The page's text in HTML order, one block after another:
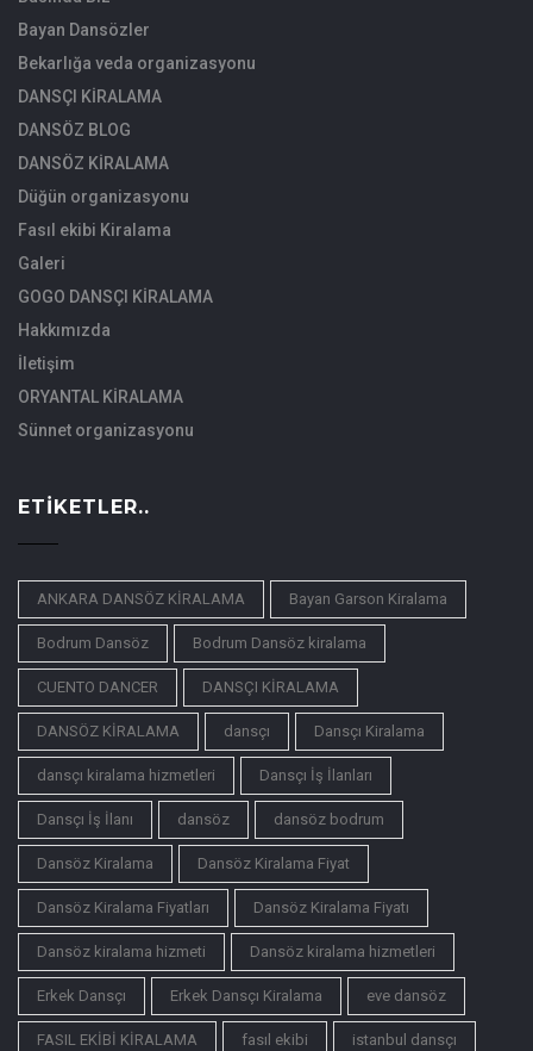
Bayan Dansözler
Bekarlığa veda organizasyonu
DANSÇI KİRALAMA
DANSÖZ BLOG
DANSÖZ KİRALAMA
Düğün organizasyonu
Fasıl ekibi Kiralama
Galeri
GOGO DANSÇI KİRALAMA
Hakkımızda
İletişim
ORYANTAL KİRALAMA
Sünnet organizasyonu
ETIKETLER..
ANKARA DANSÖZ KİRALAMA Bayan Garson Kiralama
Bodrum Dansöz Bodrum Dansöz kiralama
CUENTO DANCER DANSÇI KİRALAMA
DANSÖZ KİRALAMA dansçı Dansçı Kiralama
dansçı kiralama hizmetleri Dansçı İş İlanları
Dansçı İş İlanı dansöz dansöz bodrum
Dansöz Kiralama Dansöz Kiralama Fiyat
Dansöz Kiralama Fiyatları Dansöz Kiralama Fiyatı
Dansöz kiralama hizmeti Dansöz kiralama hizmetleri
Erkek Dansçı Erkek Dansçı Kiralama eve dansöz
FASIL EKİBİ KİRALAMA fasıl ekibi istanbul dansçı